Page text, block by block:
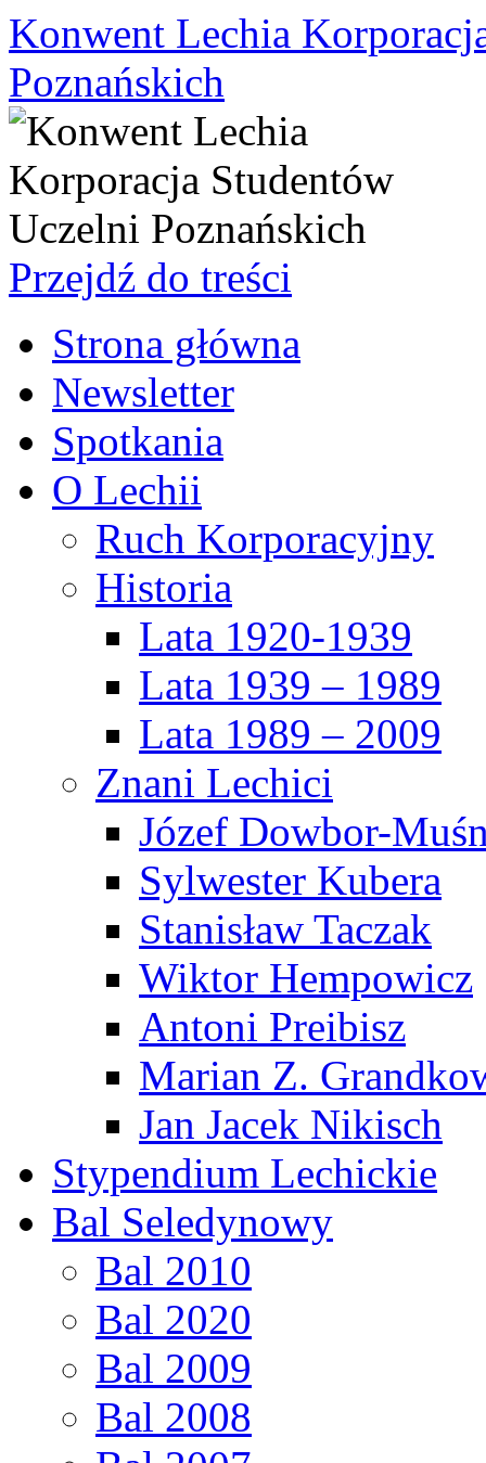
Konwent Lechia
Poznańskich
Przejdź do treści
Strona główna
Newsletter
Spotkania
O Lechii
Ruch Korporacyjny
Historia
Lata 1920-1939
Lata 1939 – 1989
Lata 1989 – 2009
Znani Lechici
Józef Dowbor-
Sylwester Kubera
Stanisław Taczak
Wiktor Hempowicz
Antoni Preibisz
Marian Z.
Jan Jacek Nikisch
Stypendium Lechickie
Bal Seledynowy
Bal 2010
Bal 2020
Bal 2009
Bal 2008